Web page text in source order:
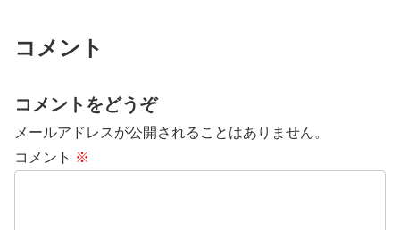
コメント
コメントをどうぞ
メールアドレスが公開されることはありません。
コメント ※